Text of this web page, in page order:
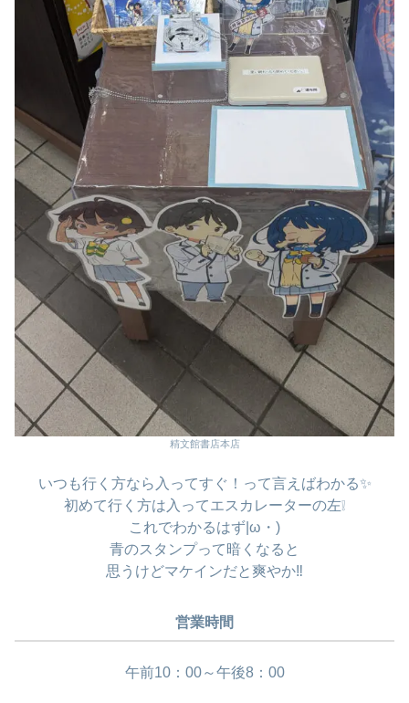
精文館書店本店
いつも行く方なら入ってすぐ！って言えばわかる✨
初めて行く方は入ってエスカレーターの左❕
これでわかるはず|ω・)
青のスタンプって暗くなると
思うけどマケインだと爽やか‼️
営業時間
午前10：00～午後8：00